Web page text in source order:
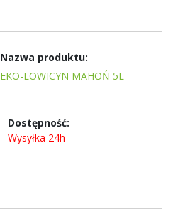
EKO-LOWICYN MAHOŃ 5L
Wysyłka 24h